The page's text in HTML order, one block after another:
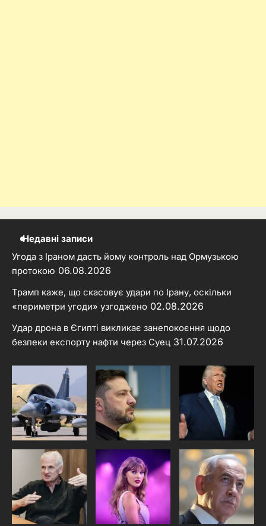
Недавні записи
Угода з Іраном дасть йому контроль над Ормузькою
протокою 06.08.2026
Трамп каже, що скасовує удари по Ірану, оскільки
«периметри угоди» узгоджено 02.08.2026
Удар дрона в Єгипті викликає занепокоєння щодо
безпеки експорту нафти через Суец 31.07.2026